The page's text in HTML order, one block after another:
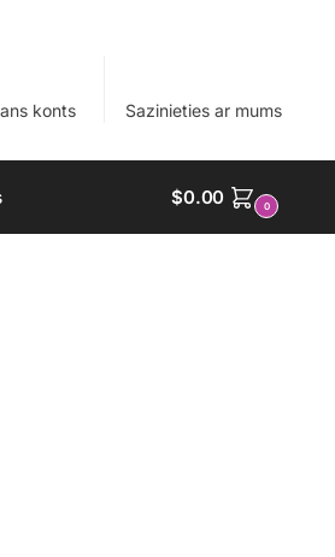
konts Sazinieties ar mums
$0.00 0